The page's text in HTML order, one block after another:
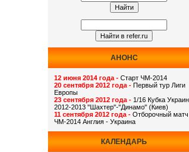
АНОНС
12 июня 2014 года - Старт ЧМ-2014
20 сентября 2012 года - Первый тур Лиги
Европы
23 сентября 2012 года - 1/16 Кубка
2012-2013 "Шахтер"-"Динамо" (Киев)
11 сентября 2012 года - Отборочный матч
ЧМ-2014 Англия - Украина
КАЛЕНДАРЬ